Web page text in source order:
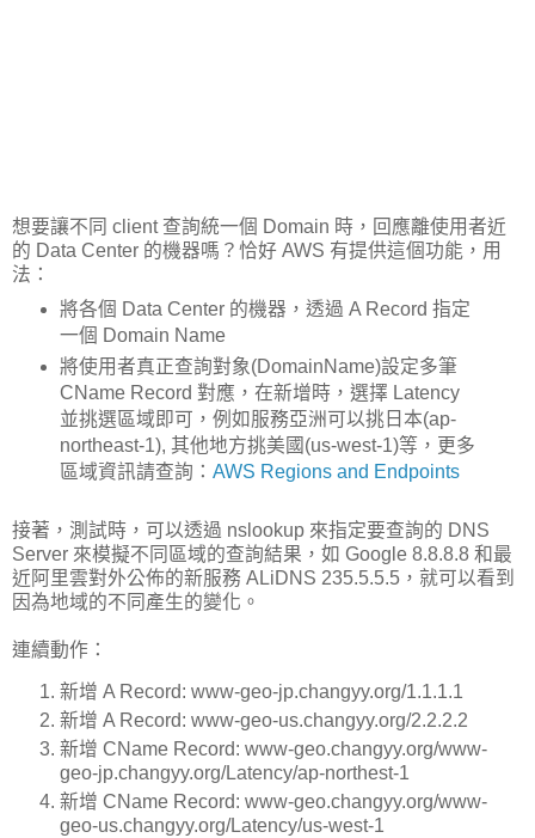
想要讓不同 client 查詢統一個 Domain 時，回應離使用者近
的 Data Center 的機器嗎？恰好 AWS 有提供這個功能，用
法：
將各個 Data Center 的機器，透過 A Record 指定
一個 Domain Name
將使用者真正查詢對象(DomainName)設定多筆
CName Record 對應，在新增時，選擇 Latency
並挑選區域即可，例如服務亞洲可以挑日本(ap-
northeast-1), 其他地方挑美國(us-west-1)等，更多
區域資訊請查詢： AWS Regions and Endpoints
接著，測試時，可以透過 nslookup 來指定要查詢的 DNS
Server 來模擬不同區域的查詢結果，如 Google 8.8.8.8 和最
近阿里雲對外公佈的新服務 ALiDNS 235.5.5.5，就可以看到
因為地域的不同產生的變化。
連續動作：
新增 A Record: www-geo-jp.changyy.org/1.1.1.1
新增 A Record: www-geo-us.changyy.org/2.2.2.2
新增 CName Record: www-geo.changyy.org/www-
geo-jp.changyy.org/Latency/ap-northest-1
新增 CName Record: www-geo.changyy.org/www-
geo-us.changyy.org/Latency/us-west-1